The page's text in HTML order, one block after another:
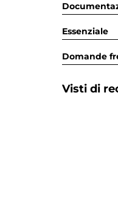
Essenziale
Domande
Visti di